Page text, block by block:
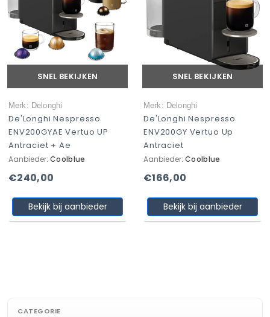
SNEL BEKIJKEN
Merk: Delonghi
De'Longhi Nespresso
ENV200GYAE Vertuo UP
Antraciet + Ae
Aanbieder: Coolblue
€240,00
Bekijk bij aanbieder
SNEL BEKIJKEN
Merk: Delonghi
De'Longhi Nespresso
ENV200GY Vertuo Up
Antraciet
Aanbieder: Coolblue
€166,00
Bekijk bij aanbieder
CATEGORIE